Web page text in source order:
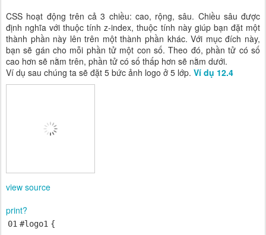
CSS hoạt động trên cả 3 chiều: cao, rộng, sâu. Chiều sâu được
định nghĩa với thuộc tính z-index, thuộc tính này giúp bạn đặt một
thành phần này lên trên một thành phần khác. Với mục đích này,
bạn sẽ gán cho mỗi phần tử một con số. Theo đó, phần tử có số
cao hơn sẽ nằm trên, phần tử có số thấp hơn sẽ nằm dưới.
Ví dụ sau chúng ta sẽ đặt 5 bức ảnh logo ở 5 lớp. Ví dụ 12.4
view source
print?
01 #logo1 {